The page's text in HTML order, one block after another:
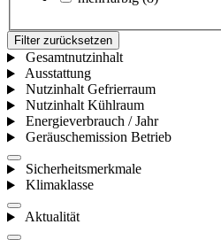
Filter zurücksetzen
Gesamtnutzinhalt
Ausstattung
Nutzinhalt Gefrierraum
Nutzinhalt Kühlraum
Energieverbrauch / Jahr
Geräuschemission Betrieb
Sicherheitsmerkmale
Klimaklasse
Aktualität